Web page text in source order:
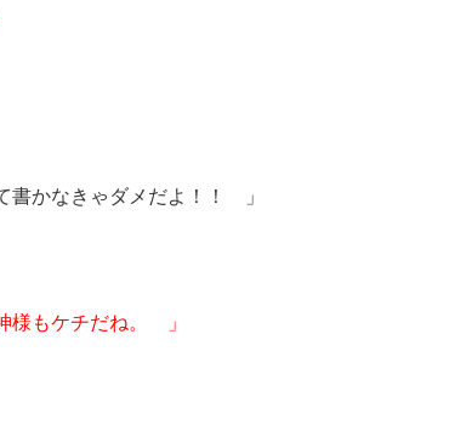
かなきゃダメだよ！！ 」
様もケチだね。 」